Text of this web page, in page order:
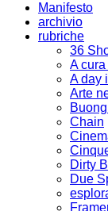
Manifesto
archivio
rubriche
36
A cura
A day
Arte
Chain
Dirty
Due